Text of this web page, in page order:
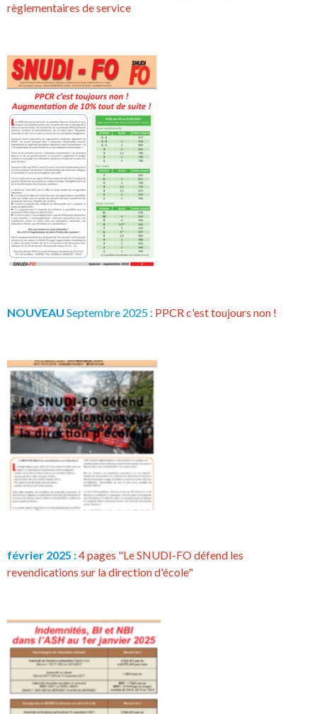
règlementaires de service
NOUVEAU Septembre 2025 : PPCR c'est toujours non !
février 2025 :4 pages "Le SNUDI-FO défend les
revendications sur la direction d'école"